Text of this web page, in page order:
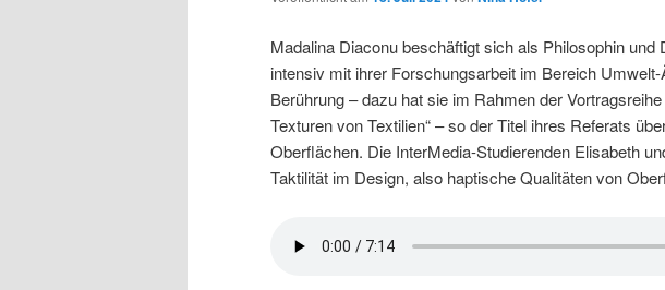
Madalina Diaconu beschäftigt sich als Philosophin
intensiv mit ihrer Forschungsarbeit im Bereich
Berührung – dazu hat sie im Rahmen der
Texturen von Textilien“ – so der Titel ihres Referats
Oberflächen. Die InterMedia-Studierenden Elisabeth
Taktilität im Design, also haptische Qualitäten von